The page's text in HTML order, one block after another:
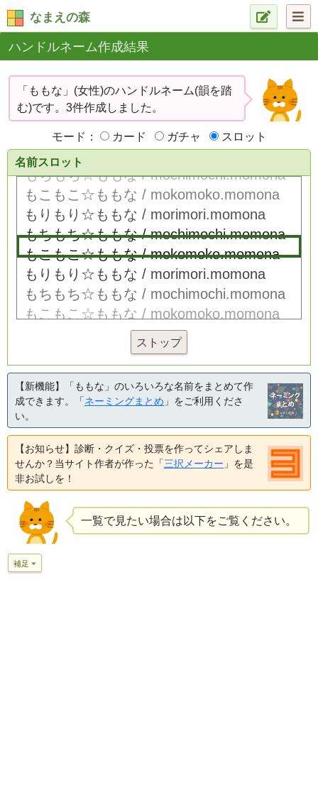
なまえの森
ハンドルネーム作成結果
「ももな」(女性)のハンドルネーム(韻を踏
む)です。3件作成しました。
モード： カード ガチャ スロット
名前スロット
ストップ
【新機能】「ももな」のいろいろな名前をまとめて作
成できます。「ネーミングまとめ 」をご利用くださ
い。
【お知らせ】診断・クイズ・投票を作ってシェアしま
せんか？当サイト作者が作った「三択メーカー 」を是
非お試しを！
一覧で見たい場合は以下をご覧ください。
補足